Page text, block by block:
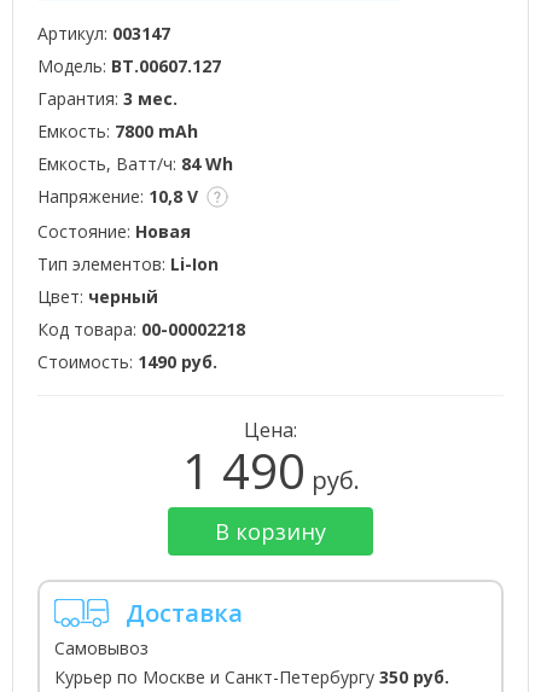
Артикул: 003147
Модель: BT.00607.127
Гарантия: 3 мес.
Емкость: 7800 mAh
Емкость, Ватт/ч: 84 Wh
Напряжение: 10,8 V
Состояние: Новая
Тип элементов: Li-Ion
Цвет: черный
Код товара: 00-00002218
Стоимость: 1490 руб.
Цена:
1 490 руб.
В корзину
Доставка
Самовывоз
Курьер по Москве и Санкт-Петербургу 350 руб.